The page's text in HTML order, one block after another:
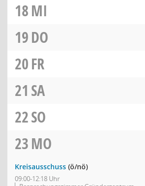
18MI
19DO
20FR
21 SA
22SO
23MO
Kreisausschuss (ö/nö)
09:00-12:18 Uhr